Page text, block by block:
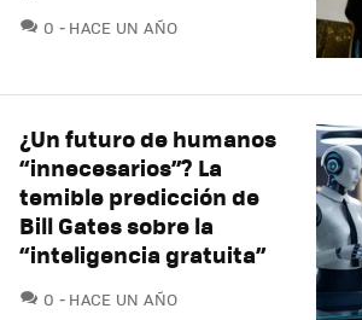
0 COMENTARIOS
HACE UN AÑO
¿Un futuro de humanos
“innecesarios”? La
temible predicción de
Bill Gates sobre la
“inteligencia gratuita”
0 COMENTARIOS
HACE UN AÑO